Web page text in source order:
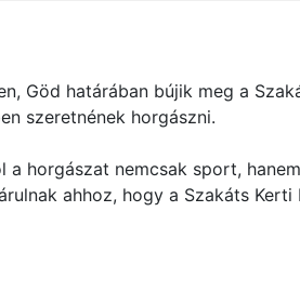
Göd határában bújik meg a
szeretnének horgászni.
a horgászat nemcsak sport,
ahhoz, hogy a Szakáts